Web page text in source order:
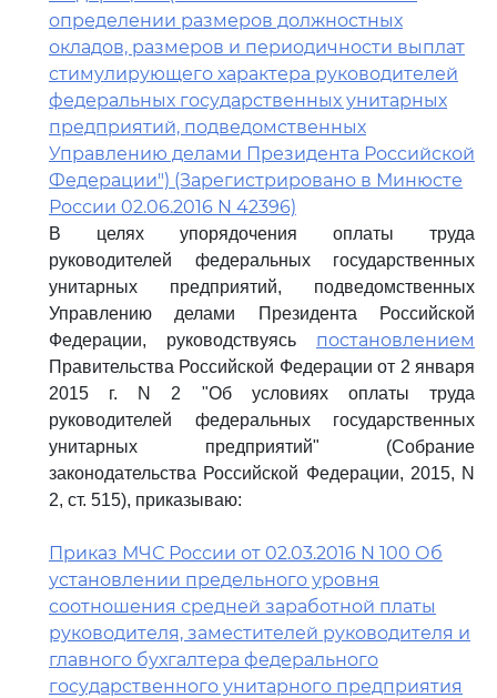
определении размеров должностных
окладов, размеров и периодичности выплат
стимулирующего характера руководителей
федеральных государственных унитарных
предприятий, подведомственных
Управлению делами Президента Российской
Федерации") (Зарегистрировано в Минюсте
России 02.06.2016 N 42396)
В целях упорядочения оплаты труда
руководителей федеральных государственных
унитарных предприятий, подведомственных
Управлению делами Президента Российской
Федерации, руководствуясь постановлением
Правительства Российской Федерации от 2 января
2015 г. N 2 "Об условиях оплаты труда
руководителей федеральных государственных
унитарных предприятий" (Собрание
законодательства Российской Федерации, 2015, N
2, ст. 515), приказываю:
Приказ МЧС России от 02.03.2016 N 100 Об
установлении предельного уровня
соотношения средней заработной платы
руководителя, заместителей руководителя и
главного бухгалтера федерального
государственного унитарного предприятия